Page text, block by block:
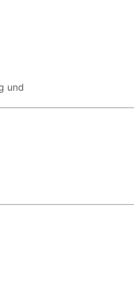
und